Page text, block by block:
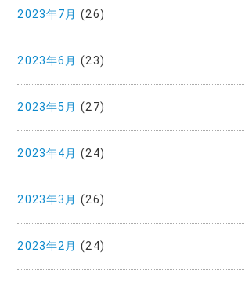
2023年7月 (26)
2023年6月 (23)
2023年5月 (27)
2023年4月 (24)
2023年3月 (26)
2023年2月 (24)